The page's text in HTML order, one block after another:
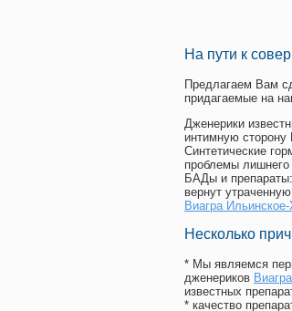
На пути к
Предлагаем Вам
придагаемые на
Дженерики
интимную
Синтетические
проблемы лишнего
БАДы и препараты:
вернут
Виагра
Несколько
* Мы являемся
дженериков
известных
* качество